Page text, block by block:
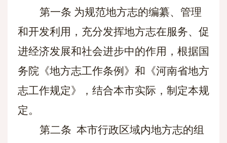
第一条 为规范地方志的编纂、管理
和开发利用，充分发挥地方志在服务、促
进经济发展和社会进步中的作用，根据国
务院《地方志工作条例》和《河南省地方
志工作规定》，结合本市实际，制定本规
定。
第二条 本市行政区域内地方志的组